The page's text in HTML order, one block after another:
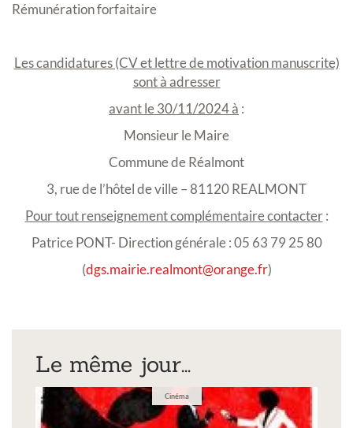
Rémunération forfaitaire
Les candidatures (CV et lettre de motivation manuscrite)
sont à adresser
avant le 30/11/2024 à :
Monsieur le Maire
Commune de Réalmont
3, rue de l’hôtel de ville – 81120 REALMONT
Pour tout renseignement complémentaire contacter:
Patrice PONT- Direction générale : 05 63 79 25 80
(dgs.mairie.realmont@orange.fr)
Le même jour...
Cinéma